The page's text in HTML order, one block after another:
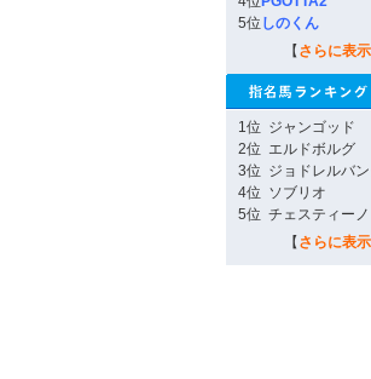
5位 しのくん
【 さらに表示
1位 ジャンゴッド
2位 エルドボルグ
3位 ジョドレルバン
4位 ソブリオ
5位 チェスティーノ
【 さらに表示